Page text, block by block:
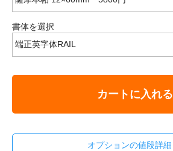
書体を選択
カートに入れる
オプションの値段詳細